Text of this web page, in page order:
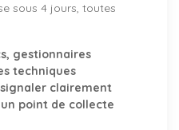
sous 4 jours, toutes
gestionnaires
techniques
clairement
point de collecte